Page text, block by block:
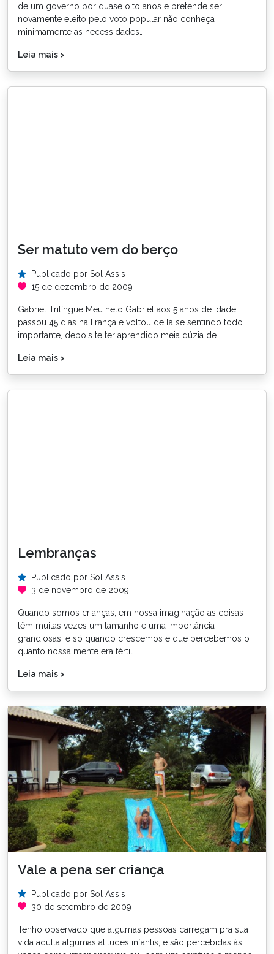
de um governo por quase oito anos e pretende ser
novamente eleito pelo voto popular não conheça
minimamente as necessidades…
Leia mais >
Ser matuto vem do berço
Publicado por Sol Assis
15 de dezembro de 2009
Gabriel Trilíngue Meu neto Gabriel aos 5 anos de idade
passou 45 dias na França e voltou de lá se sentindo todo
importante, depois te ter aprendido meia dúzia de…
Leia mais >
Lembranças
Publicado por Sol Assis
3 de novembro de 2009
Quando somos crianças, em nossa imaginação as coisas
têm muitas vezes um tamanho e uma importância
grandiosas, e só quando crescemos é que percebemos o
quanto nossa mente era fértil.…
Leia mais >
Vale a pena ser criança
Publicado por Sol Assis
30 de setembro de 2009
Tenho observado que algumas pessoas carregam pra sua
vida adulta algumas atitudes infantis, e são percebidas às